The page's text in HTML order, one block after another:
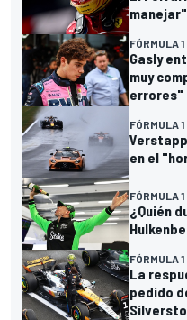
FÓRMULA 1
Gasly
muy
errores"
FÓRMULA 1
en el
FÓRMULA 1
¿Quién
FÓRMULA 1
La
pedido